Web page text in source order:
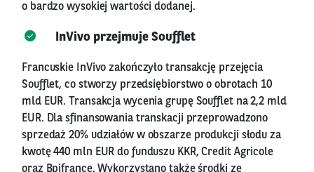
o bardzo wysokiej wartości dodanej.
InVivo przejmuje Soufflet
Francuskie InVivo zakończyło transakcję przejęcia
Soufflet, co stworzy przedsiębiorstwo o obrotach 10
mld EUR. Transakcja wycenia grupę Soufflet na 2,2 mld
EUR. Dla sfinansowania transkacji przeprowadzono
sprzedaż 20% udziałów w obszarze produkcji słodu za
kwotę 440 mln EUR do funduszu KKR, Credit Agricole
oraz Bpifrance. Wykorzystano także środki ze